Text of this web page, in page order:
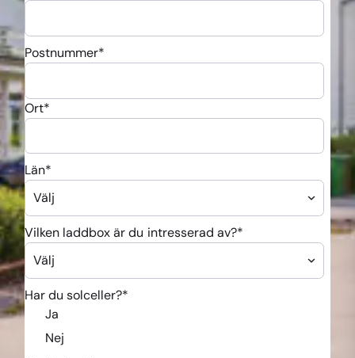
Postnummer*
Ort*
Län*
Vilken laddbox är du intresserad av?*
Har du solceller?*
Ja
Nej